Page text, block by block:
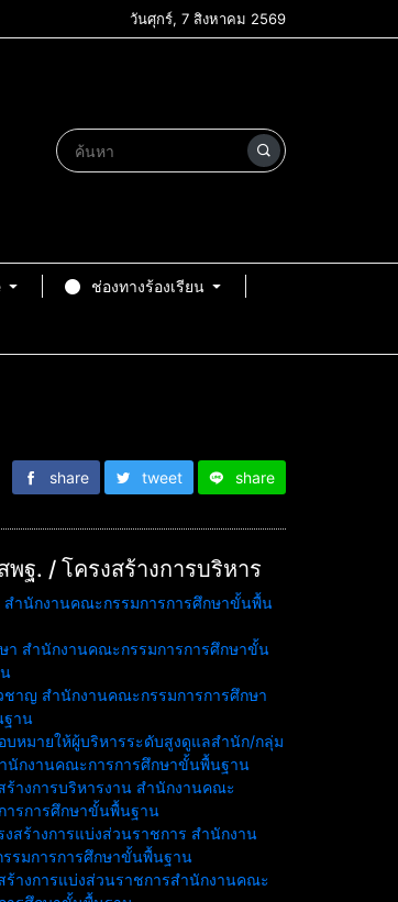
วันศุกร์, 7 สิงหาคม 2569
ช่องทางร้องเรียน
share tweet share
พฐ. / โครงสร้างการบริหาร
สำนักงานคณะกรรมการการศึกษาขั้นพื้น
า สำนักงานคณะกรรมการการศึกษาขั้น
ชาญ สำนักงานคณะกรรมการการศึกษา
าน
บหมายให้ผู้บริหารระดับสูงดูแลสำนัก/กลุ่ม
นักงานคณะการการศึกษาขั้นพื้นฐาน
ร้างการบริหารงาน สำนักงานคณะ
ารการศึกษาขั้นพื้นฐาน
งสร้างการแบ่งส่วนราชการ สำนักงาน
รมการการศึกษาขั้นพื้นฐาน
ร้างการแบ่งส่วนราชการสำนักงานคณะ